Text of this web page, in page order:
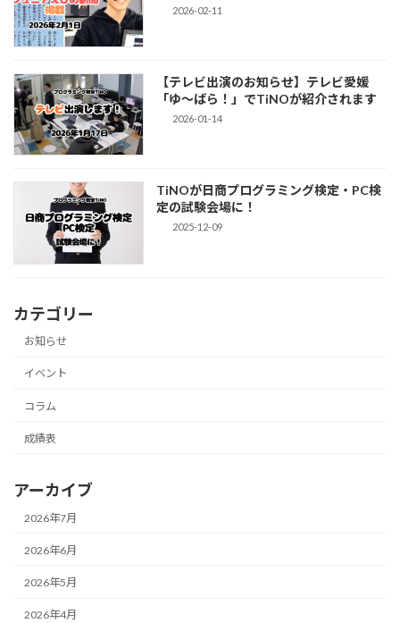
2026-02-11
【テレビ出演のお知らせ】テレビ愛媛
「ゆ～ばら！」でTiNOが紹介されます
2026-01-14
TiNOが日商プログラミング検定・PC検
定の試験会場に！
2025-12-09
カテゴリー
お知らせ
イベント
コラム
成績表
アーカイブ
2026年7月
2026年6月
2026年5月
2026年4月